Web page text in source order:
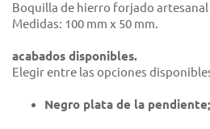
Boquilla de hierro forjado artesanal
Medidas: 100 mm x 50 mm.
acabados disponibles.
Elegir entre las opciones
Negro plata de la pendiente;